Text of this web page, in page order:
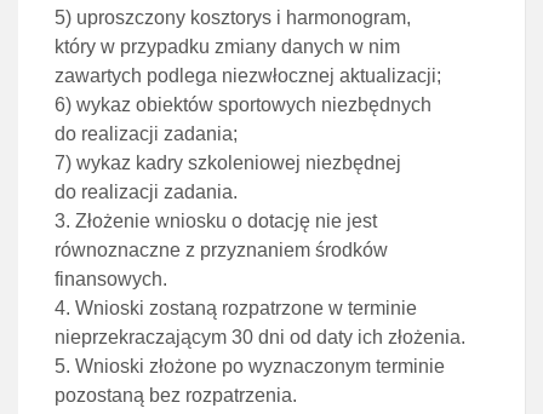
5) uproszczony kosztorys i harmonogram,
który w przypadku zmiany danych w nim
zawartych podlega niezwłocznej aktualizacji;
6) wykaz obiektów sportowych niezbędnych
do realizacji zadania;
7) wykaz kadry szkoleniowej niezbędnej
do realizacji zadania.
3. Złożenie wniosku o dotację nie jest
równoznaczne z przyznaniem środków
finansowych.
4. Wnioski zostaną rozpatrzone w terminie
nieprzekraczającym 30 dni od daty ich złożenia.
5. Wnioski złożone po wyznaczonym terminie
pozostaną bez rozpatrzenia.